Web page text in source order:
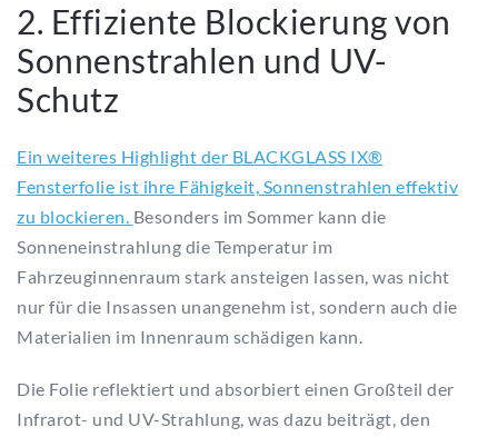
2. Effiziente Blockierung von
Sonnenstrahlen und UV-
Schutz
Ein weiteres Highlight der BLACKGLASS IX®
Fensterfolie ist ihre Fähigkeit, Sonnenstrahlen effektiv
zu blockieren. Besonders im Sommer kann die
Sonneneinstrahlung die Temperatur im
Fahrzeuginnenraum stark ansteigen lassen, was nicht
nur für die Insassen unangenehm ist, sondern auch die
Materialien im Innenraum schädigen kann.
Die Folie reflektiert und absorbiert einen Großteil der
Infrarot- und UV-Strahlung, was dazu beiträgt, den